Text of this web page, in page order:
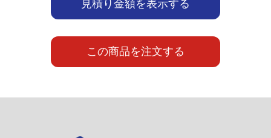
見積り金額を表示する
この商品を注文する